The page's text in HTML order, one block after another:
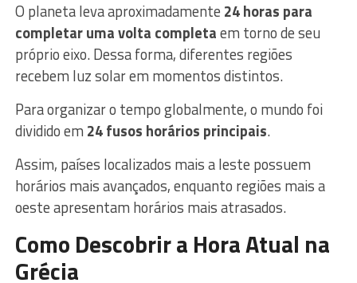
O planeta leva aproximadamente 24 horas para
completar uma volta completaem torno de seu
próprio eixo. Dessa forma, diferentes regiões
recebem luz solar em momentos distintos.
Para organizar o tempo globalmente, o mundo foi
dividido em 24 fusos horários principais.
Assim, países localizados mais a leste possuem
horários mais avançados, enquanto regiões mais a
oeste apresentam horários mais atrasados.
Como Descobrir a Hora Atual na
Grécia